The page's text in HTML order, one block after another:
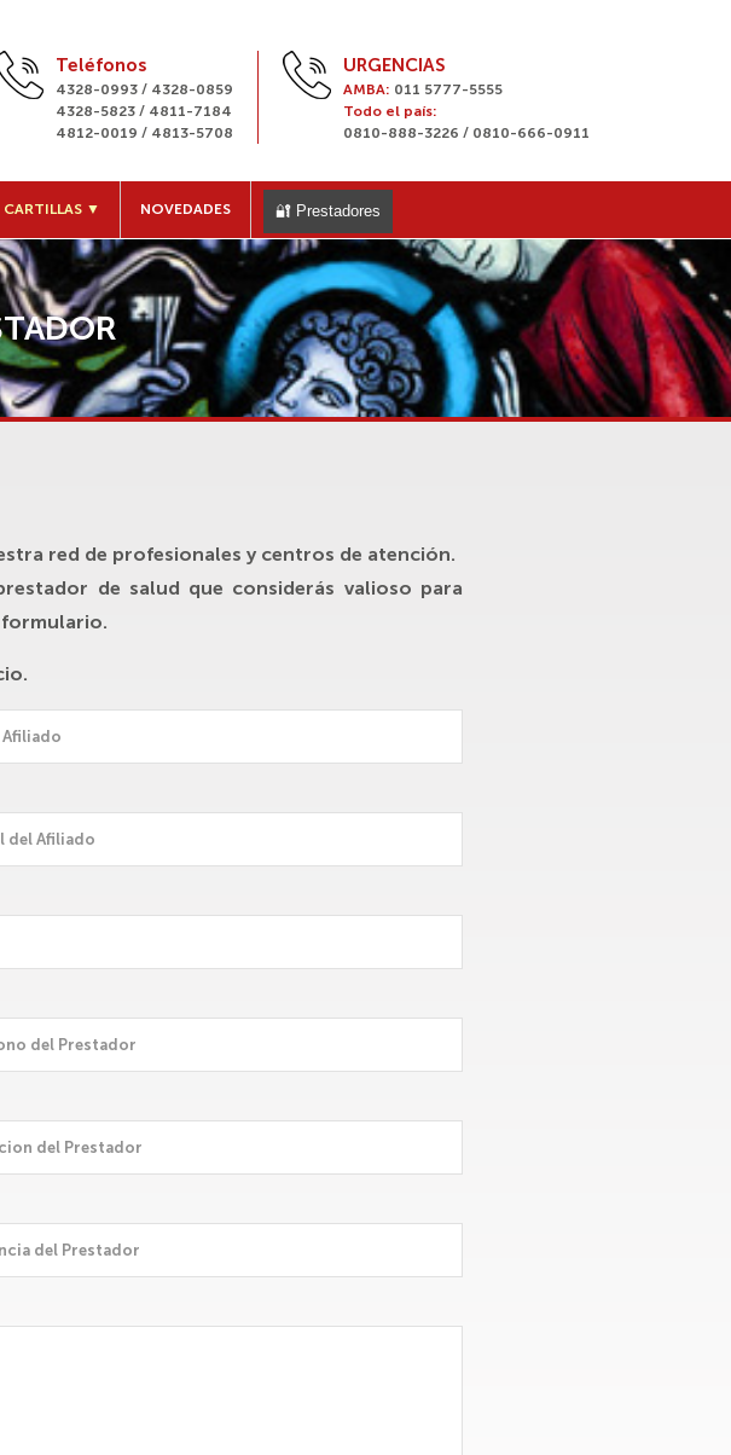
Teléfonos
4328-0993 / 4328-0859
4328-5823 / 4811-7184
4812-0019 / 4813-5708
URGENCIAS
AMBA: 011 5777-5555
Todo el país:
0810-888-3226 / 0810-666-0911
CARTILLAS ▼ NOVEDADES 🔐 Prestadores
red de profesionales y centros de atención.
de salud que considerás valioso para